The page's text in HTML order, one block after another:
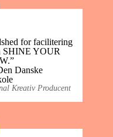
for facilitering
SHINE YOUR
Danske
Kreativ Producent